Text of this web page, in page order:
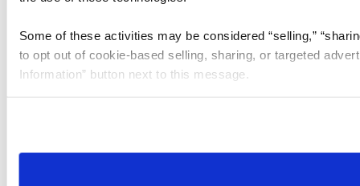
Some of these activities may be considered “selling,”
to opt out of cookie-based selling, sharing, or targeted
Information” button next to this message.
need to be set again.